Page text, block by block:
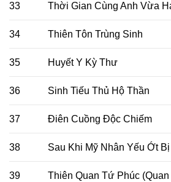
33 Thời Gian Cùng Anh Vừa
34 Thiên Tôn Trùng Sinh
35 Huyết Y Kỳ Thư
36 Sinh Tiếu Thủ Hộ Thần
37 Điên Cuồng Độc Chiếm
38 Sau Khi Mỹ Nhân Yếu Ớt
39 Thiên Quan Tứ Phúc